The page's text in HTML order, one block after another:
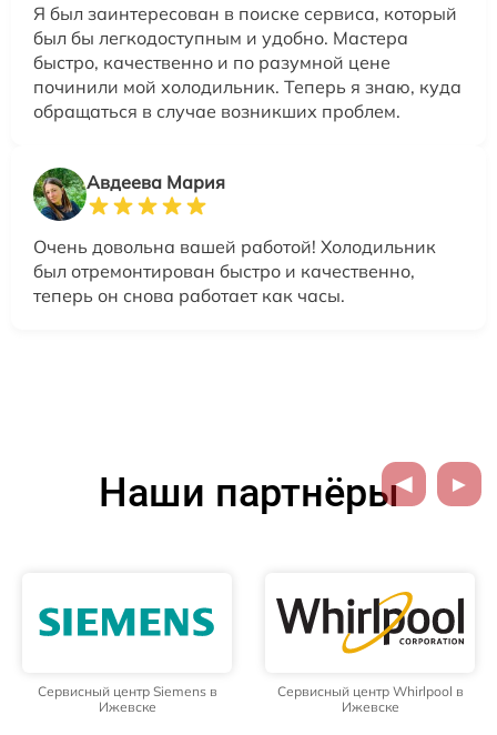
Я был заинтересован в поиске сервиса, который
был бы легкодоступным и удобно. Мастера
быстро, качественно и по разумной цене
починили мой холодильник. Теперь я знаю, куда
обращаться в случае возникших проблем.
Авдеева Мария
Очень довольна вашей работой! Холодильник
был отремонтирован быстро и качественно,
теперь он снова работает как часы.
Наши партнёры
Сервисный центр Siemens в
Ижевске
Сервисный центр Whirlpool в
Ижевске